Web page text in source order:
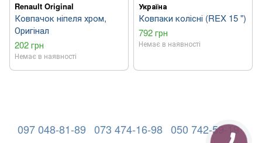
Renault Original
Ковпачок ніпеля хром,
Оригінал
202 грн
Немає в наявності
Україна
Ковпаки колісні (REX 15 ")
792 грн
Немає в наявності
097 048-81-89 073 474-16-98 050 742-59-19